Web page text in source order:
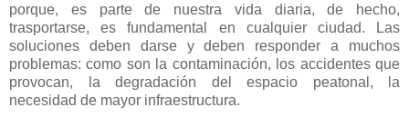
porque, es parte de nuestra vida diaria, de hecho,
trasportarse, es fundamental en cualquier ciudad. Las
soluciones deben darse y deben responder a muchos
problemas: como son la contaminación, los accidentes que
provocan, la degradación del espacio peatonal, la
necesidad de mayor infraestructura.